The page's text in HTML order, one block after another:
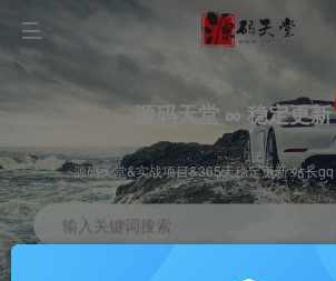
源码天堂 ∞ 稳定更新
源码天堂&实战项目&365天稳定更新 站长
输入关键词搜索